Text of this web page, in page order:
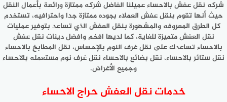
شركه نقل عفش بالاحساء عميلنا الفاضل شركه ممتازة ورائعة بأعمال النقل
حيث أنها تقوم بنقل عفش العملاء بجوده ممتازة جدا واحترافيه، تستخدم
كل الطرق المعروفه والمشهورة بنقل العفش الذي تساعد بتوفير عمليات
نقل العفش متميزة للغاية، كما لديها افخم وافضل دينات نقل عفش
بالاحساء تساعدك على نقل غرف النوم بالإحساس، نقل المطابخ بالاحساء
نقل ستائر بالاحساء، نقل بضائع بالاحساء نقل غرف نوم مستعمله بالاحساء
وجميع الأغراض.
خدمات نقل العفش حراج الاحساء